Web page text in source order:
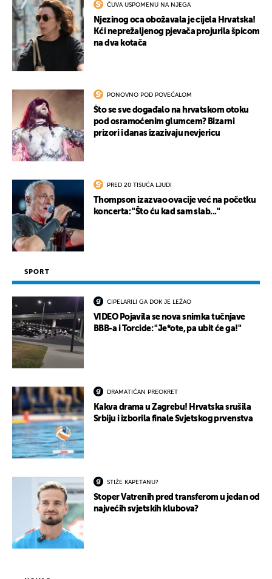
ČUVA USPOMENU NA NJEGA
Njezinog oca obožavala je cijela Hrvatska!
Kći neprežaljenog pjevača projurila špicom
na dva kotača
PONOVNO POD POVEĆALOM
Što se sve događalo na hrvatskom otoku
pod osramoćenim glumcem? Bizarni
prizori i danas izazivaju nevjericu
PRED 20 TISUĆA LJUDI
Thompson izazvao ovacije već na početku
koncerta: "Što ću kad sam slab..."
SPORT
CIPELARILI GA DOK JE LEŽAO
VIDEO Pojavila se nova snimka tučnjave
BBB-a i Torcide: "Je*ote, pa ubit će ga!"
DRAMATIČAN PREOKRET
Kakva drama u Zagrebu! Hrvatska srušila
Srbiju i izborila finale Svjetskog prvenstva
STIŽE KAPETANU?
Stoper Vatrenih pred transferom u jedan od
najvećih svjetskih klubova?